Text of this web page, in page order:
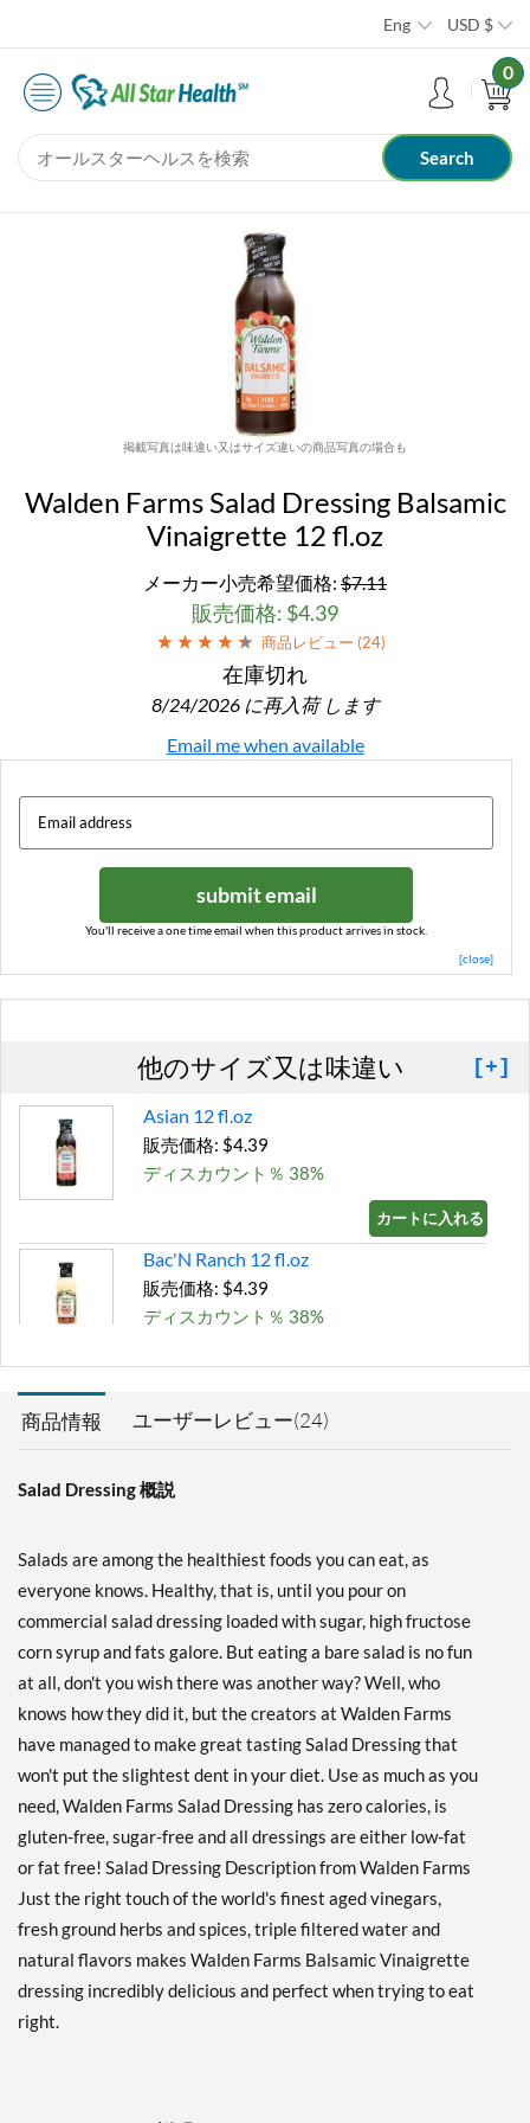
Eng USD $
0
掲載写真は味違い又はサイズ違いの商品写真の場合も
Walden Farms Salad Dressing Balsamic
Vinaigrette 12 fl.oz
メーカー小売希望価格: $7.11
販売価格: $4.39
商品レビュー (24)
在庫切れ
8/24/2026 に再入荷 します
Email me when available
submit email
You'll receive a one time email when this product arrives in stock.
[close]
他のサイズ又は味違い [+]
Asian 12 fl.oz
販売価格: $4.39
ディスカウント％ 38%
カートに入れる »
Bac'N Ranch 12 fl.oz
販売価格: $4.39
ディスカウント％ 38%
販売価格: $4.39
販売価格: $4.39
ディスカウント％ 38%
カートに入れる »
Chipotle Ranch 12 fl.oz
販売価格: $4.39
ディスカウント％ 38%
カートに入れる »
Creamy Bac'N 12 fl.oz
販売価格: $4.39
ディスカウント％ 38%
カートに入れる »
販売価格: $4.39
商品情報 ユーザーレビュー(24)
Salad Dressing 概説
Salads are among the healthiest foods you can eat, as
everyone knows. Healthy, that is, until you pour on
commercial salad dressing loaded with sugar, high fructose
corn syrup and fats galore. But eating a bare salad is no fun
at all, don't you wish there was another way? Well, who
knows how they did it, but the creators at Walden Farms
have managed to make great tasting Salad Dressing that
won't put the slightest dent in your diet. Use as much as you
need, Walden Farms Salad Dressing has zero calories, is
gluten-free, sugar-free and all dressings are either low-fat
or fat free! Salad Dressing Description from Walden Farms
Just the right touch of the world's finest aged vinegars,
fresh ground herbs and spices, triple filtered water and
natural flavors makes Walden Farms Balsamic Vinaigrette
dressing incredibly delicious and perfect when trying to eat
right.